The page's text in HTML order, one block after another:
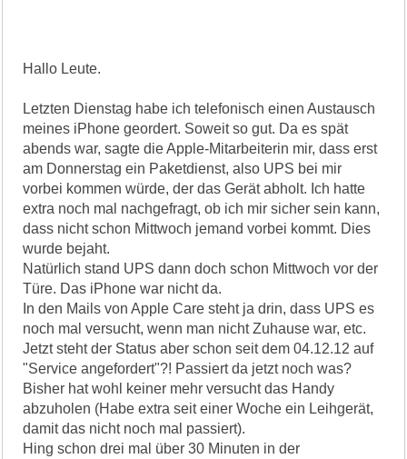
Hallo Leute.
Letzten Dienstag habe ich telefonisch einen Austausch
meines iPhone geordert. Soweit so gut. Da es spät
abends war, sagte die Apple-Mitarbeiterin mir, dass erst
am Donnerstag ein Paketdienst, also UPS bei mir
vorbei kommen würde, der das Gerät abholt. Ich hatte
extra noch mal nachgefragt, ob ich mir sicher sein kann,
dass nicht schon Mittwoch jemand vorbei kommt. Dies
wurde bejaht.
Natürlich stand UPS dann doch schon Mittwoch vor der
Türe. Das iPhone war nicht da.
In den Mails von Apple Care steht ja drin, dass UPS es
noch mal versucht, wenn man nicht Zuhause war, etc.
Jetzt steht der Status aber schon seit dem 04.12.12 auf
"Service angefordert"?! Passiert da jetzt noch was?
Bisher hat wohl keiner mehr versucht das Handy
abzuholen (Habe extra seit einer Woche ein Leihgerät,
damit das nicht noch mal passiert).
Hing schon drei mal über 30 Minuten in der